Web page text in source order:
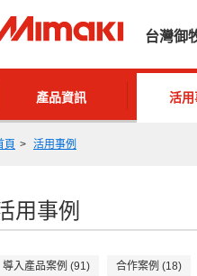
台灣御
產品資訊 活用
頁 活用事例
用事例
導入產品案例 (91) 合作案例 (18)